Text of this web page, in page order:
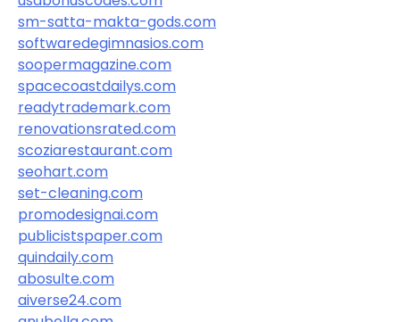
sm-satta-makta-gods.com
softwaredegimnasios.com
soopermagazine.com
spacecoastdailys.com
readytrademark.com
renovationsrated.com
scoziarestaurant.com
seohart.com
set-cleaning.com
promodesignai.com
publicistspaper.com
quindaily.com
abosulte.com
aiverse24.com